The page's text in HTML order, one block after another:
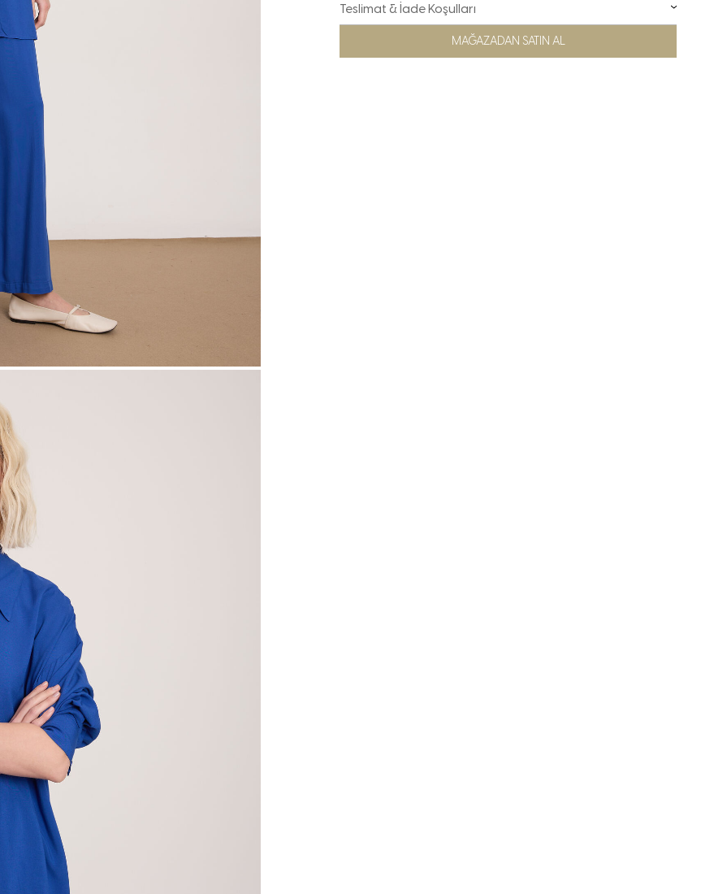
Teslimat & İade Koşulları
MAĞAZADAN SATIN AL